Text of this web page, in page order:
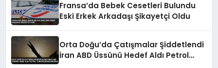
Fransa’da Bebek Cesetleri Bulundu
Eski Erkek Arkadaşı Şikayetçi Oldu
Orta Doğu’da Çatışmalar Şiddetlendi
İran ABD Üssünü Hedef Aldı Petrol